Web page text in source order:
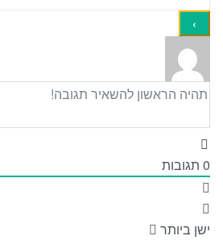
0 תגובות
ישן ביותר